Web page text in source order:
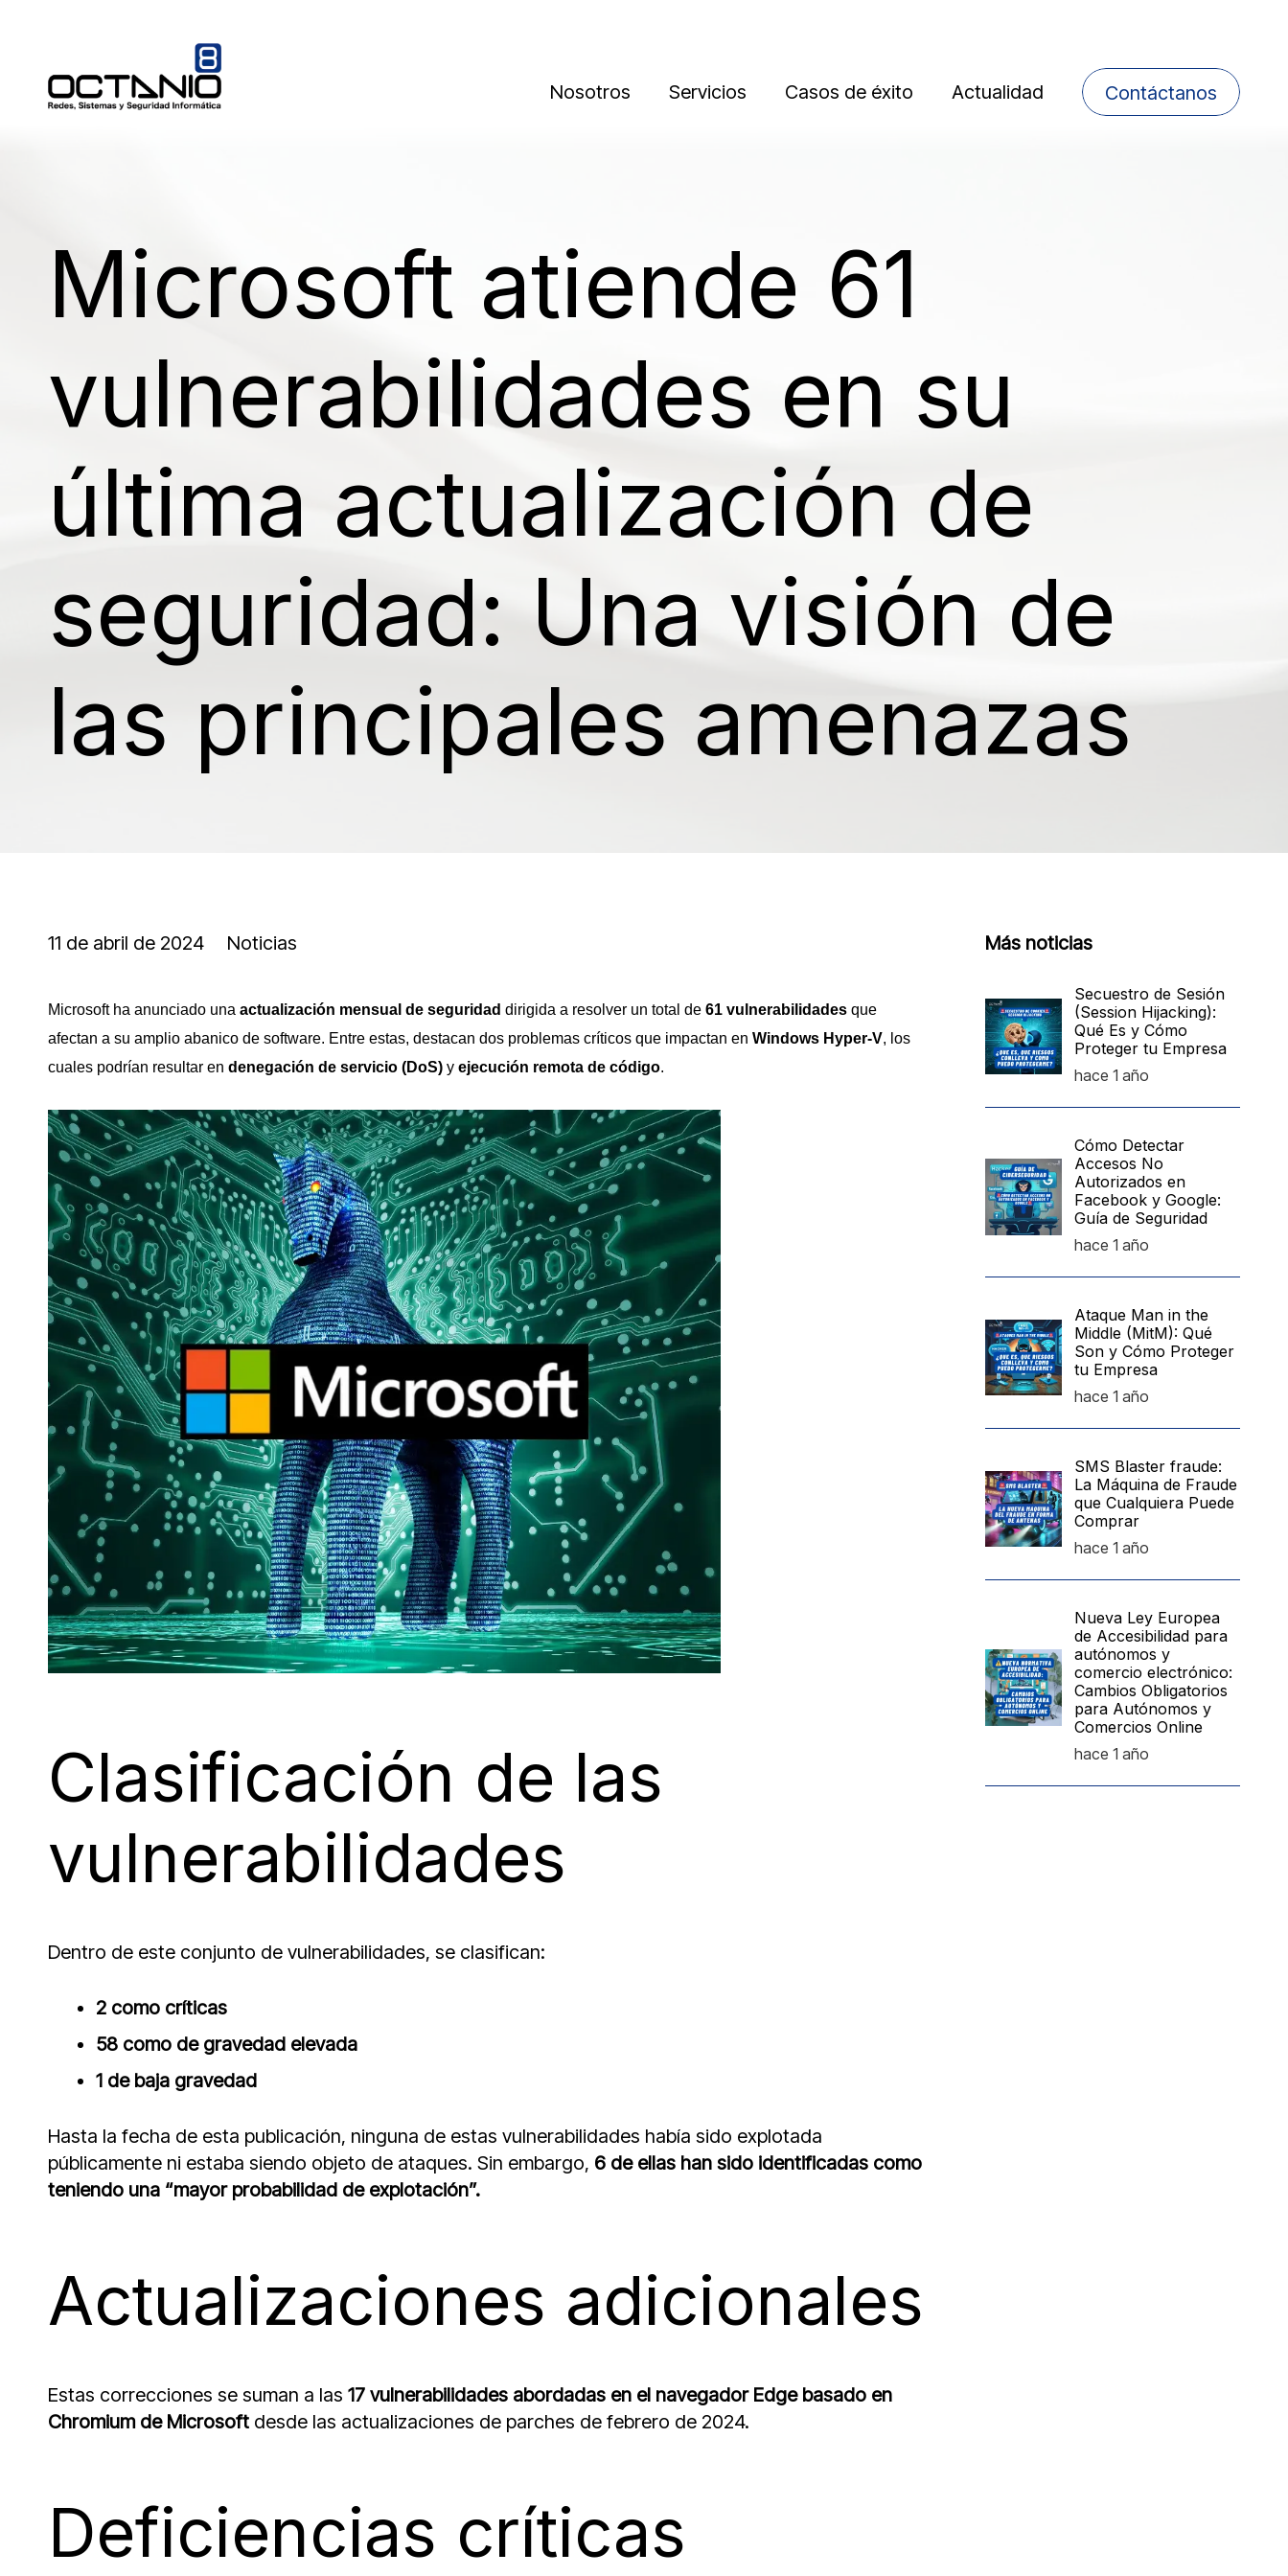
Nosotros Servicios Casos de éxito Actualidad Contáctanos
Microsoft atiende 61
vulnerabilidades en su
última actualización de
seguridad: Una visión de
las principales amenazas
11 de abril de 2024 Noticias
Microsoft ha anunciado una actualización mensual de seguridad dirigida a resolver un total de 61 vulnerabilidades que
afectan a su amplio abanico de software. Entre estas, destacan dos problemas críticos que impactan en Windows Hyper-V, los
cuales podrían resultar en denegación de servicio (DoS) y ejecución remota de código.
Clasificación de las
vulnerabilidades
Dentro de este conjunto de vulnerabilidades, se clasifican:
2 como críticas
58 como de gravedad elevada
1 de baja gravedad
Hasta la fecha de esta publicación, ninguna de estas vulnerabilidades había sido explotada
públicamente ni estaba siendo objeto de ataques. Sin embargo, 6 de ellas han sido identificadas como
teniendo una “mayor probabilidad de explotación”.
Actualizaciones adicionales
Estas correcciones se suman a las 17 vulnerabilidades abordadas en el navegador Edge basado en
Chromium de Microsoft desde las actualizaciones de parches de febrero de 2024.
Deficiencias críticas
Más noticias
Secuestro de Sesión
(Session Hijacking):
Qué Es y Cómo
Proteger tu Empresa
hace 1 año
Cómo Detectar
Accesos No
Autorizados en
Facebook y Google:
Guía de Seguridad
hace 1 año
Ataque Man in the
Middle (MitM): Qué
Son y Cómo Proteger
tu Empresa
hace 1 año
SMS Blaster fraude:
La Máquina de Fraude
que Cualquiera Puede
Comprar
hace 1 año
Nueva Ley Europea
de Accesibilidad para
autónomos y
comercio electrónico:
Cambios Obligatorios
para Autónomos y
Comercios Online
hace 1 año